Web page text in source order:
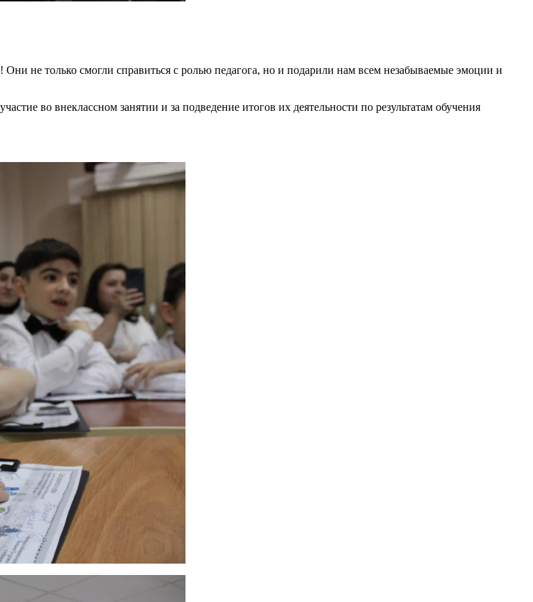
не только смогли справиться с ролью педагога, но и подарили нам всем незабываемые эмоции и
во внеклассном занятии и за подведение итогов их деятельности по результатам обучения